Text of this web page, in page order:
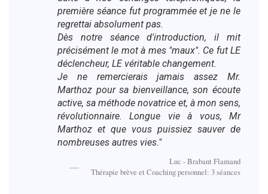
première séance fut programmée et je ne le
regrettai absolument pas.
Dès notre séance d'introduction, il mit
précisément le mot à mes "maux". Ce fut LE
déclencheur, LE véritable changement.
Je ne remercierais jamais assez Mr.
Marthoz pour sa bienveillance, son écoute
active, sa méthode novatrice et, à mon sens,
révolutionnaire. Longue vie à vous, Mr
Marthoz et que vous puissiez sauver de
nombreuses autres vies."
Luc - Brabant Flamand
Thérapie brève et Coaching personnel: 3 séances